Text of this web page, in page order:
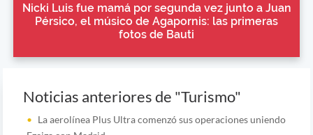
Nicki Luis fue mamá por segunda vez junto a Juan
Pérsico, el músico de Agapornis: las primeras
fotos de Bauti
Noticias anteriores de "Turismo"
La aerolínea Plus Ultra comenzó sus operaciones uniendo